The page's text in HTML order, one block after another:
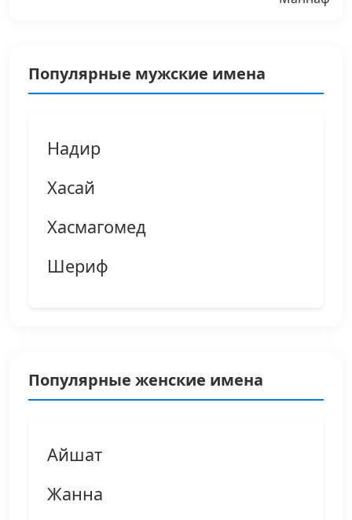
Популярные мужские имена
Надир
Хасай
Хасмагомед
Шериф
Популярные женские имена
Айшат
Жанна